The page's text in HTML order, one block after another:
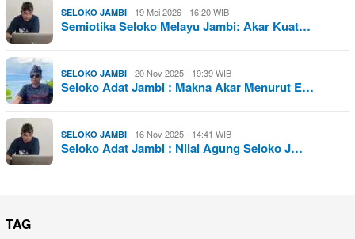
SELOKO JAMBI 19 Mei 2026 - 16:20 WIB
Semiotika Seloko Melayu Jambi: Akar Kuat…
SELOKO JAMBI 20 Nov 2025 - 19:39 WIB
Seloko Adat Jambi : Makna Akar Menurut E…
SELOKO JAMBI 16 Nov 2025 - 14:41 WIB
Seloko Adat Jambi : Nilai Agung Seloko J…
TAG